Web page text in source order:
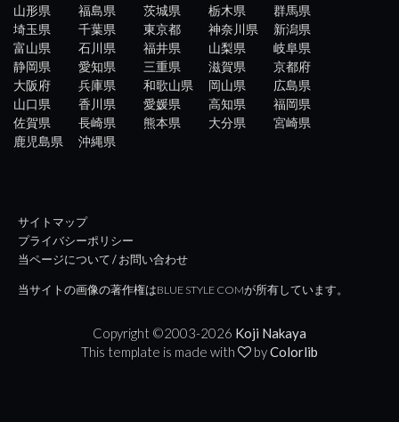
山形県
福島県 茨城県 栃木県
群馬県
埼玉県
千葉県 東京都 神奈川県
新潟県
富山県
石川県 福井県 山梨県
岐阜県
静岡県
愛知県 三重県 滋賀県
京都府
大阪府
兵庫県 和歌山県 岡山県
広島県
山口県
香川県 愛媛県 高知県
福岡県
佐賀県
長崎県 熊本県 大分県
宮崎県
鹿児島県
沖縄県
サイトマップ
プライバシーポリシー
当ページについて / お問い合わせ
当サイトの画像の著作権はBLUE STYLE COMが所有しています。
Copyright ©2003-2026 Koji Nakaya
This template is made with
byColorlib